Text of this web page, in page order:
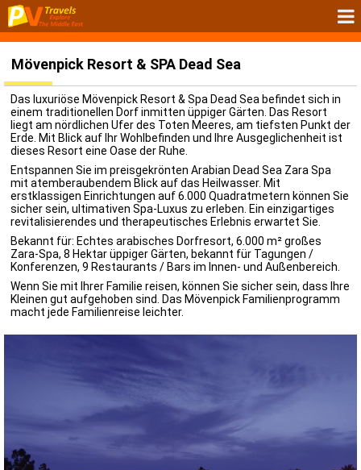
Mövenpick Resort & SPA Dead Sea
Das luxuriöse Mövenpick Resort & Spa Dead Sea befindet sich in
einem traditionellen Dorf inmitten üppiger Gärten. Das Resort
liegt am nördlichen Ufer des Toten Meeres, am tiefsten Punkt der
Erde. Mit Blick auf Ihr Wohlbefinden und Ihre Ausgeglichenheit ist
dieses Resort eine Oase der Ruhe.
Entspannen Sie im preisgekrönten Arabian Dead Sea Zara Spa
mit atemberaubendem Blick auf das Heilwasser. Mit
erstklassigen Einrichtungen auf 6.000 Quadratmetern können Sie
sicher sein, ultimativen Spa-Luxus zu erleben. Ein einzigartiges
revitalisierendes und therapeutisches Erlebnis erwartet Sie.
Bekannt für: Echtes arabisches Dorfresort, 6.000 m² großes
Zara-Spa, 8 Hektar üppiger Gärten, bekannt für Tagungen /
Konferenzen, 9 Restaurants / Bars im Innen- und Außenbereich.
Wenn Sie mit Ihrer Familie reisen, können Sie sicher sein, dass Ihre
Kleinen gut aufgehoben sind. Das Mövenpick Familienprogramm
macht jede Familienreise leichter.